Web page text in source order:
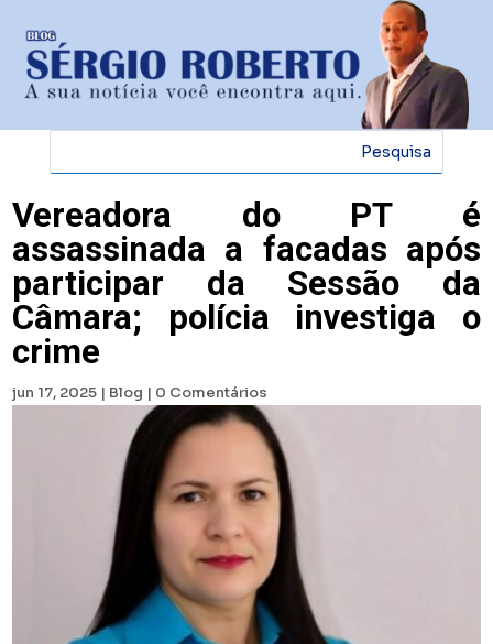
Vereadora do PT é
assassinada a facadas após
participar da Sessão da
Câmara; polícia investiga o
crime
jun 17, 2025 | Blog | 0 Comentários